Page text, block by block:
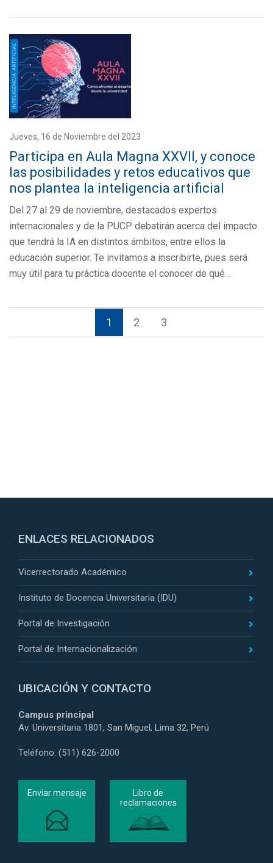
Jueves, 16 de Noviembre del 2023
Participa en Aula Magna XXVII, y conoce
las posibilidades y retos educativos que
nos plantea la inteligencia artificial
Del 27 al 29 de noviembre, destacados expertos
internacionales y de la PUCP debatirán acerca del impacto
que tendrá la IA en distintos ámbitos, entre ellos la
educación superior. Te invitamos a inscribirte, pues será
muy útil para tu práctica docente el conocer de qué…
1 2 3
ENLACES RELACIONADOS
Vicerrectorado Académico
Instituto de Docencia Universitaria (IDU)
Portal de Investigación
Portal de Internacionalización
UBICACIÓN Y CONTACTO
Campus principal
Av. Universitaria 1801, San Miguel, Lima 32, Perú
Teléfono: (511) 626-2000
Enviar mensaje
Libro de
reclamaciones